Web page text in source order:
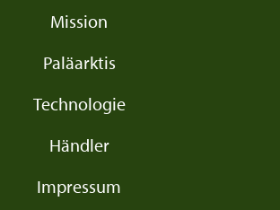
Mission
Paläarktis
Technologie
Händler
Impressum